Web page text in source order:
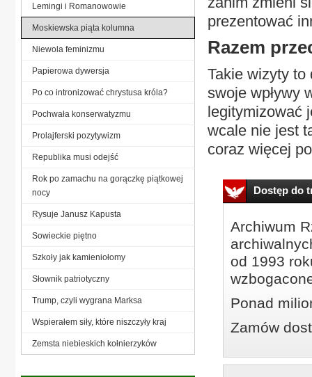
prezentować
Razem
Takie wizyty to
swoje wpływy
legitymizować
wcale nie jest
coraz więcej
Dostęp do
Archiwum
od 1993
Ponad
Zamów
Lemingi i Romanowowie
Moskiewska piąta kolumna
Niewola feminizmu
Papierowa dywersja
Po co intronizować chrystusa króla?
Pochwała konserwatyzmu
Prolajferski pozytywizm
Republika musi odejść
Rok po zamachu na gorączkę piątkowej
nocy
Rysuje Janusz Kapusta
Sowieckie piętno
Szkoły jak kamieniołomy
Słownik patriotyczny
Trump, czyli wygrana Marksa
Wspierałem siły, które niszczyły kraj
Zemsta niebieskich kołnierzyków